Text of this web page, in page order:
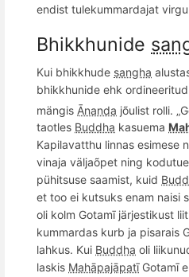
endist tulekummardajat
Bhikkhunide
Kui bhikkhude sangha
bhikkhunide ehk
mängis Ānanda jõulist rolli. „
taotles Buddha kasuema
Kapilavatthu linnas esimese
vinaja väljaõpet ning
pühitsuse saamist, kuid
et too ei kutsuks enam naisi
oli kolm Gotamī järjestikust
kummardas kurb ja pisarais
lahkus. Kui Buddha oli
laskis Mahāpajāpatī Gotamī